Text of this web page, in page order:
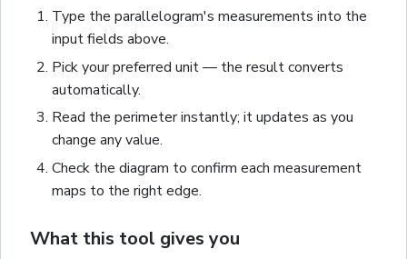
Type the parallelogram's measurements into the
input fields above.
Pick your preferred unit — the result converts
automatically.
Read the perimeterinstantly; it updates as you
change any value.
Check the diagram to confirm each measurement
maps to the right edge.
What this tool gives you